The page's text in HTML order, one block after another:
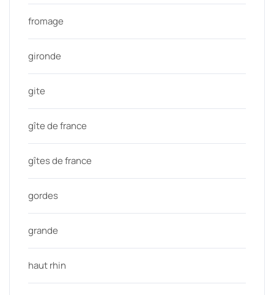
fromage
gironde
gite
gîte de france
gîtes de france
gordes
grande
haut rhin